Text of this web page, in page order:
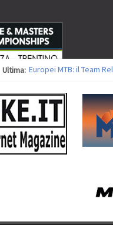
Ultima: Europei MTB: il Team
Europei XCO: titoli a
Europei XCO: vittorie
35ª Marathon Bike